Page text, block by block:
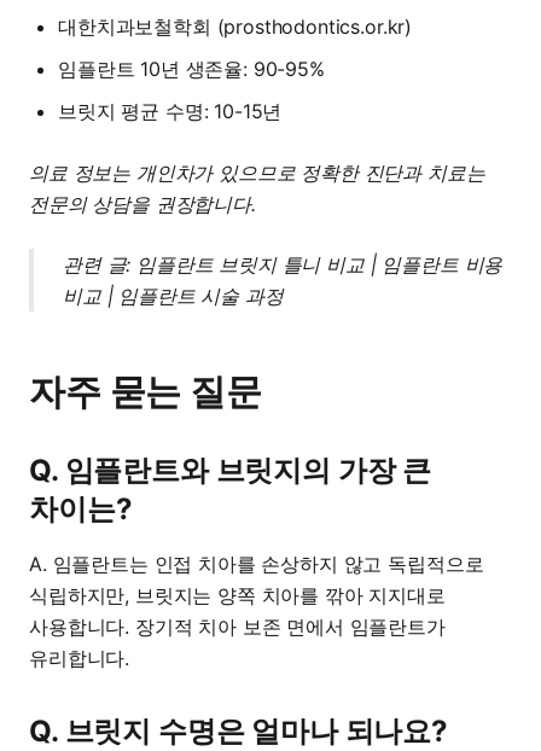
대한치과보철학회 (prosthodontics.or.kr)
임플란트 10년 생존율: 90-95%
브릿지 평균 수명: 10-15년
의료 정보는 개인차가 있으므로 정확한 진단과 치료는
전문의 상담을 권장합니다.
관련 글: 임플란트 브릿지 틀니 비교| 임플란트 비용
비교| 임플란트 시술 과정
자주 묻는 질문
Q. 임플란트와 브릿지의 가장 큰
차이는?
A. 임플란트는 인접 치아를 손상하지 않고 독립적으로
식립하지만, 브릿지는 양쪽 치아를 깎아 지지대로
사용합니다. 장기적 치아 보존 면에서 임플란트가
유리합니다.
Q. 브릿지 수명은 얼마나 되나요?